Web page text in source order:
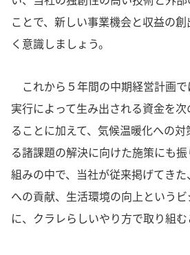
ことで、新しい事業機会と収益の
く意識しましょう。
これから５年間の中期経営計画
実行によって生み出される資金を
ることに加えて、気候温暖化への
る諸課題の解決に向けた施策にも
組みの中で、当社が従来掲げてき
への貢献、生活環境の向上という
に、クラレらしいやり方で取り組む